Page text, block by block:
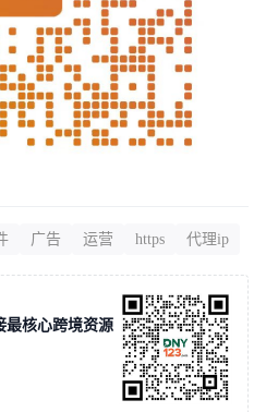
广告 运营 https 代理ip
最核心跨境资源